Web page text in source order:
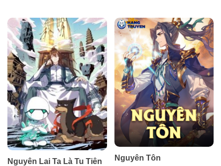
Nguyên Lai Ta Là Tu Tiên
Nguyên Tôn